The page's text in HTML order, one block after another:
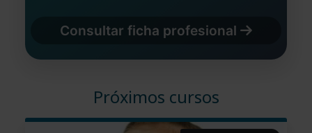
Consultar ficha profesional
Próximos cursos